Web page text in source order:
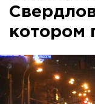
котором